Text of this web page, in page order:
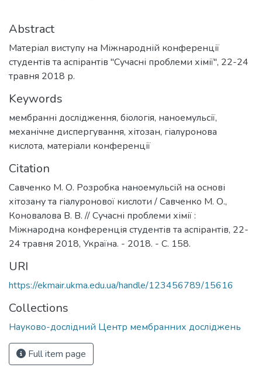
Abstract
Матеріал виступу на Міжнародній конференції
студентів та аспірантів "Сучасні проблеми хімії", 22-24
травня 2018 р.
Keywords
мембранні дослідження, біологія, наноемульсії,
механічне диспергування, хітозан, гіалуронова
кислота, матеріали конференції
Citation
Савченко М. О. Розробка наноемульсій на основі
хітозану та гіалуронової кислоти / Савченко М. О.,
Коновалова В. В. // Сучасні проблеми хімії :
Міжнародна конференція студентів та аспірантів, 22-
24 травня 2018, Україна. - 2018. - С. 158.
URI
https://ekmair.ukma.edu.ua/handle/123456789/15616
Collections
Науково-дослідний Центр мембранних досліджень
Full item page